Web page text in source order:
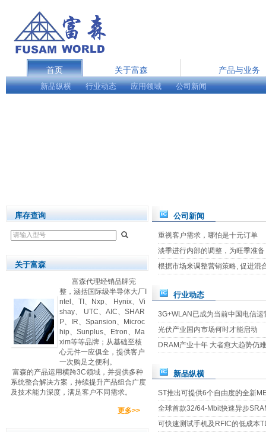
首页 关于富森
产品与业务
在线服务
English
新品纵横 行业动态 应用领域 公司新闻
库存查询
关于富森
富森代理经销品牌完
整，涵括国际级半导体大厂I
ntel、TI、Nxp、 Hynix、Vi
shay、 UTC、AIC、SHAR
P、IR、Spansion、Microc
hip、Sunplus、Etron、Ma
xim等等品牌；从基础至核
心元件一应俱全，提供客户
一次购足之便利。
富森的产品运用横跨3C领域，并提供多种
系统整合解决方案，持续提升产品组合广度
及技术能力深度，满足客户不同需求。
更多>>
公司新闻
重视客户需求，哪怕是十元订单
淡季进行内部的调整，为旺季准备
根据市场来调整营销策略, 促进混
行业动态
3G+WLAN已成为当前中国电信
光伏产业国内市场何时才能启动
DRAM产业十年 大者愈大趋势仍
新品纵横
ST推出可提供6个自由度的全新
全球首款32/64-Mbit快速异步
可快速测试手机及RFIC的低成本